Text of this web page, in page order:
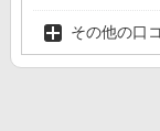
その他の口